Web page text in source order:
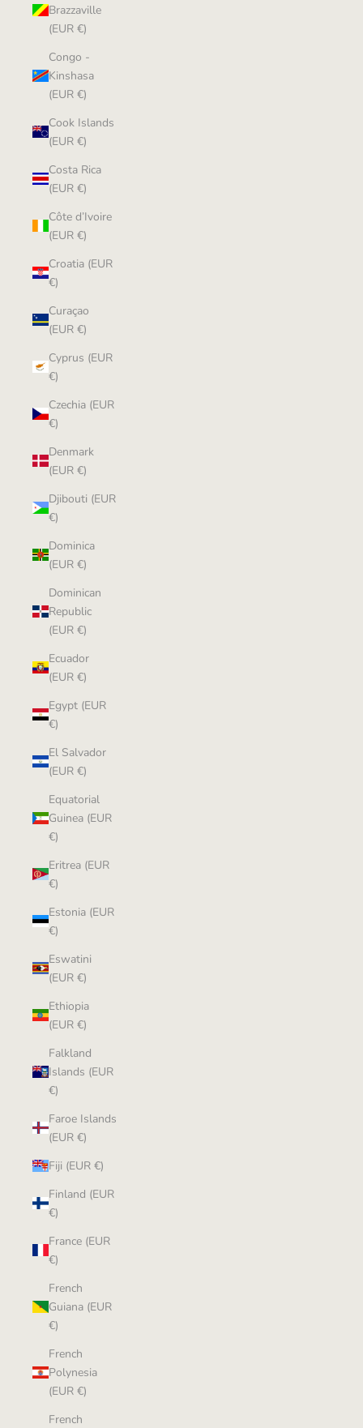
Brazzaville
(EUR €)
Congo -
Kinshasa
(EUR €)
Cook Islands
(EUR €)
Costa Rica
(EUR €)
Côte d’Ivoire
(EUR €)
Croatia (EUR
€)
Curaçao
(EUR €)
Cyprus (EUR
€)
Czechia (EUR
€)
Denmark
(EUR €)
Djibouti (EUR
€)
Dominica
(EUR €)
Dominican
Republic
(EUR €)
Ecuador
(EUR €)
Egypt (EUR
€)
El Salvador
(EUR €)
Equatorial
Guinea (EUR
€)
Eritrea (EUR
€)
Estonia (EUR
€)
Eswatini
(EUR €)
Ethiopia
(EUR €)
Falkland
Islands (EUR
€)
Faroe Islands
(EUR €)
Fiji (EUR €)
Finland (EUR
€)
France (EUR
€)
French
Guiana (EUR
€)
French
Polynesia
(EUR €)
French